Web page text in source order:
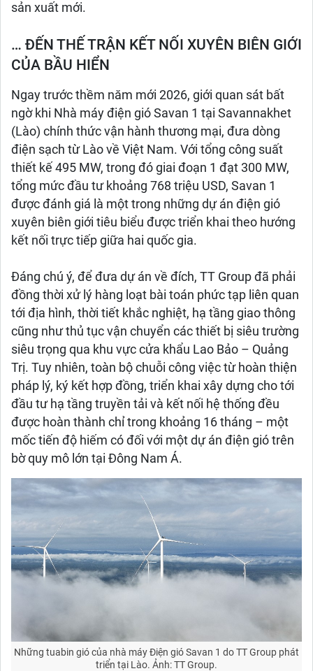
sản xuất mới.
… ĐẾN THẾ TRẬN KẾT NỐI XUYÊN BIÊN GIỚI
CỦA BẦU HIỂN
Ngay trước thềm năm mới 2026, giới quan sát bất
ngờ khi Nhà máy điện gió Savan 1 tại Savannakhet
(Lào) chính thức vận hành thương mại, đưa dòng
điện sạch từ Lào về Việt Nam. Với tổng công suất
thiết kế 495 MW, trong đó giai đoạn 1 đạt 300 MW,
tổng mức đầu tư khoảng 768 triệu USD, Savan 1
được đánh giá là một trong những dự án điện gió
xuyên biên giới tiêu biểu được triển khai theo hướng
kết nối trực tiếp giữa hai quốc gia.
Đáng chú ý, để đưa dự án về đích, TT Group đã phải
đồng thời xử lý hàng loạt bài toán phức tạp liên quan
tới địa hình, thời tiết khắc nghiệt, hạ tầng giao thông
cũng như thủ tục vận chuyển các thiết bị siêu trường
siêu trọng qua khu vực cửa khẩu Lao Bảo – Quảng
Trị. Tuy nhiên, toàn bộ chuỗi công việc từ hoàn thiện
pháp lý, ký kết hợp đồng, triển khai xây dựng cho tới
đầu tư hạ tầng truyền tải và kết nối hệ thống đều
được hoàn thành chỉ trong khoảng 16 tháng – một
mốc tiến độ hiếm có đối với một dự án điện gió trên
bờ quy mô lớn tại Đông Nam Á.
Những tuabin gió của nhà máy Điện gió Savan 1 do TT Group phát
triển tại Lào. Ảnh: TT Group.